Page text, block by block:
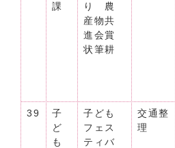
課
り 農
産物共
進会賞
状筆耕
39
子
ど
も
子ども
フェス
ティバ
交通整
理